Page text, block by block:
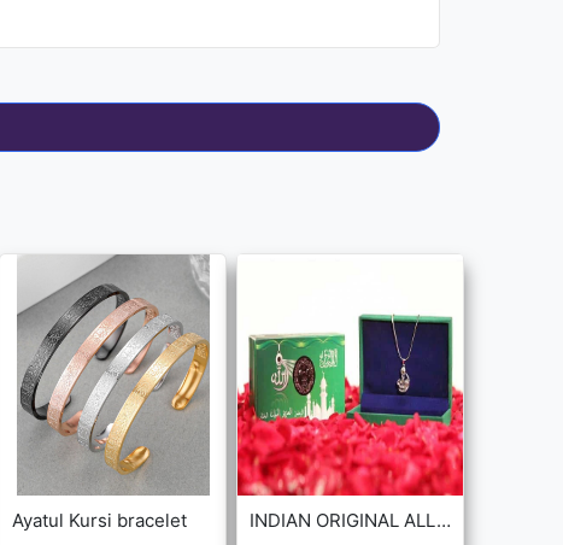
Ayatul Kursi bracelet INDIAN ORIGINAL ALLAH BARKAT LOCKET - GOLDEN/SILVER